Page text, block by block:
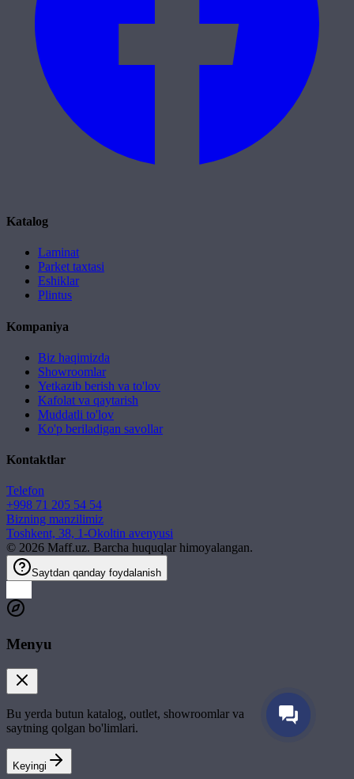
Katalog
Laminat
Parket taxtasi
Eshiklar
Plintus
Kompaniya
Biz haqimizda
Showroomlar
Yetkazib berish va to'lov
Kafolat va qaytarish
Muddatli to'lov
Ko'p beriladigan savollar
Kontaktlar
Telefon
+998 71 205 54 54
Bizning manzilimiz
Toshkent, 38, 1-Okoltin avenyusi
© 2026 Maff.uz. Barcha huquqlar himoyalangan.
Saytdan qanday foydalanish
Menyu
Bu yerda butun katalog, outlet, showroomlar va
saytning qolgan bo'limlari.
Keyingi